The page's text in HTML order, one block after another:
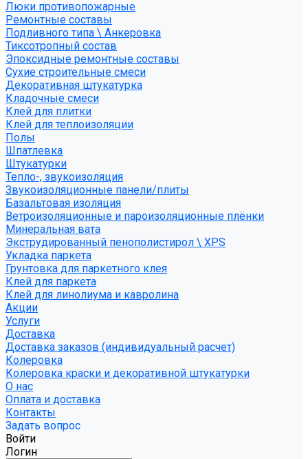
Люки противопожарные
Ремонтные составы
Подливного типа \ Анкеровка
Тиксотропный состав
Эпоксидные ремонтные составы
Сухие строительные смеси
Декоративная штукатурка
Кладочные смеси
Клей для плитки
Клей для теплоизоляции
Полы
Шпатлевка
Штукатурки
Тепло-, звукоизоляция
Звукоизоляционные панели/плиты
Базальтовая изоляция
Ветроизоляционные и пароизоляционные плёнки
Минеральная вата
Экструдированный пенополистирол \ XPS
Укладка паркета
Грунтовка для паркетного клея
Клей для паркета
Клей для линолиума и кавролина
Акции
Услуги
Доставка
Доставка заказов (индивидуальный расчет)
Колеровка
Колеровка краски и декоративной штукатурки
О нас
Оплата и доставка
Контакты
Задать вопрос
Войти
Логин